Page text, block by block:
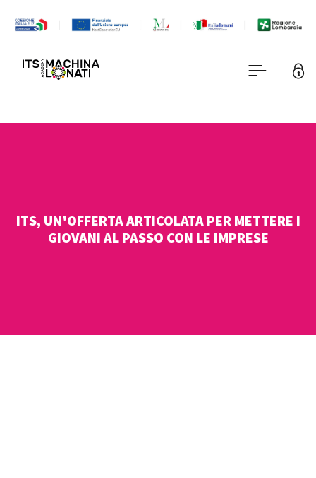
ITS, UN'OFFERTA ARTICOLATA PER METTERE I
GIOVANI AL PASSO CON LE IMPRESE